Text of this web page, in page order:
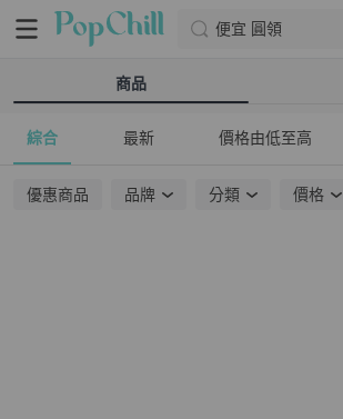
便宜 圓領
商品
綜合 最新 價格由低至高
優惠商品 品牌 分類 價格